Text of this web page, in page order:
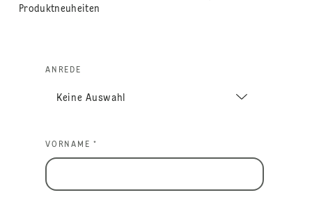
Produktneuheiten
ANREDE
VORNAME *